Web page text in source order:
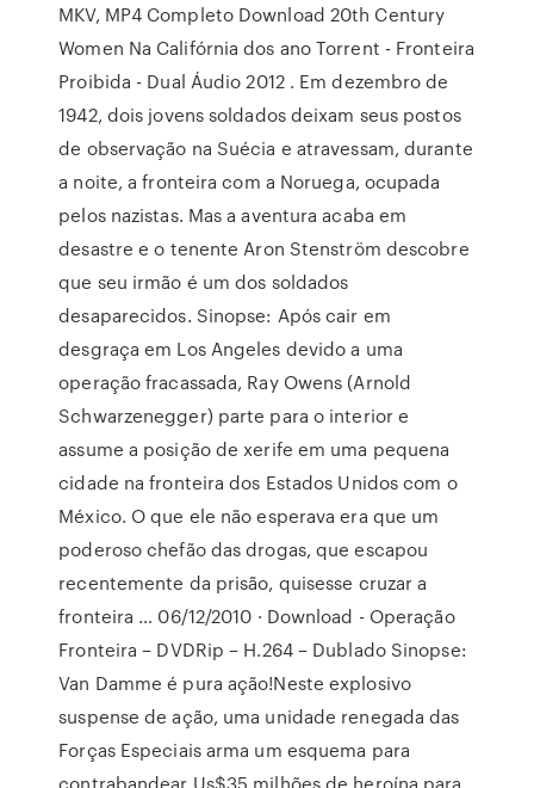
MKV, MP4 Completo Download 20th Century
Women Na Califórnia dos ano Torrent - Fronteira
Proibida - Dual Áudio 2012 . Em dezembro de
1942, dois jovens soldados deixam seus postos
de observação na Suécia e atravessam, durante
a noite, a fronteira com a Noruega, ocupada
pelos nazistas. Mas a aventura acaba em
desastre e o tenente Aron Stenström descobre
que seu irmão é um dos soldados
desaparecidos. Sinopse: Após cair em
desgraça em Los Angeles devido a uma
operação fracassada, Ray Owens (Arnold
Schwarzenegger) parte para o interior e
assume a posição de xerife em uma pequena
cidade na fronteira dos Estados Unidos com o
México. O que ele não esperava era que um
poderoso chefão das drogas, que escapou
recentemente da prisão, quisesse cruzar a
fronteira … 06/12/2010 · Download - Operação
Fronteira – DVDRip – H.264 – Dublado Sinopse:
Van Damme é pura ação!Neste explosivo
suspense de ação, uma unidade renegada das
Forças Especiais arma um esquema para
contrabandear Us$35 milhões de heroína para